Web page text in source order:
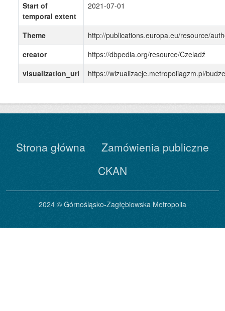
Start of
temporal extent
2021-07-01
Theme
http://publications.europa.eu/resource/
creator
https://dbpedia.org/resource/Czeladź
visualization_url
https://wizualizacje.metropoliagzm.pl/
Strona główna
Zamówienia publiczne
CKAN
2024 © Górnośląsko-Zagłębiowska Metropolia